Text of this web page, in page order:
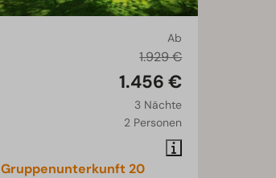
Ab
1.929 €
1.456 €
3 Nächte
2 Personen
Gruppenunterkunft 20